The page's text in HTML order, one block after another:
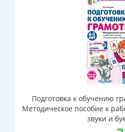
Подготовка к обучению
Методическое пособие к
звуки и